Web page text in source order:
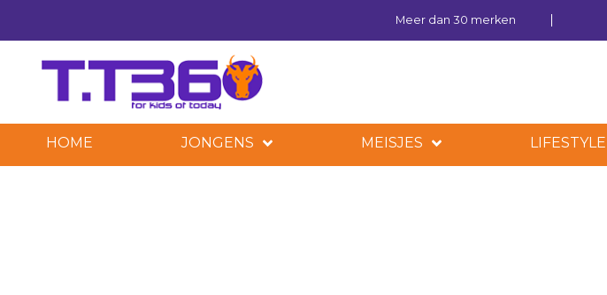
Meer dan 30 merken
HOME JONGENS MEISJES LIFESTYLE